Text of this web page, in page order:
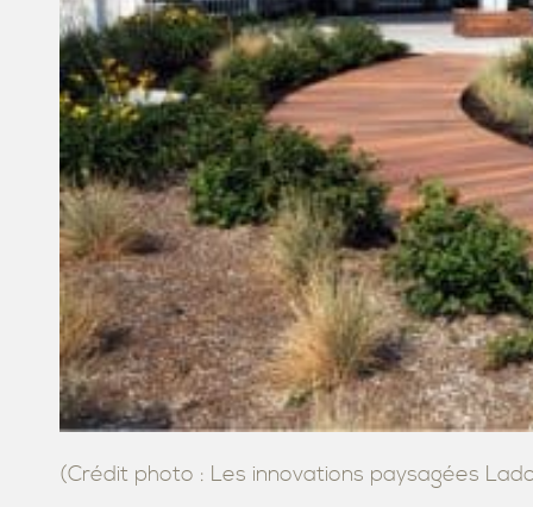
(Crédit photo : Les innovations paysagées